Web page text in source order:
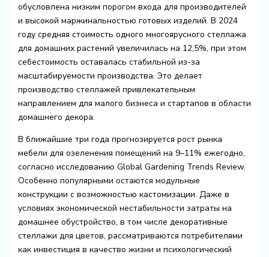
обусловлена низким порогом входа для производителей
и высокой маржинальностью готовых изделий. В 2024
году средняя стоимость одного многоярусного стеллажа
для домашних растений увеличилась на 12,5%, при этом
себестоимость оставалась стабильной из-за
масштабируемости производства. Это делает
производство стеллажей привлекательным
направлением для малого бизнеса и стартапов в области
домашнего декора.
В ближайшие три года прогнозируется рост рынка
мебели для озеленения помещений на 9–11% ежегодно,
согласно исследованию Global Gardening Trends Review.
Особенно популярными остаются модульные
конструкции с возможностью кастомизации. Даже в
условиях экономической нестабильности затраты на
домашнее обустройство, в том числе декоративные
стеллажи для цветов, рассматриваются потребителями
как инвестиция в качество жизни и психологический